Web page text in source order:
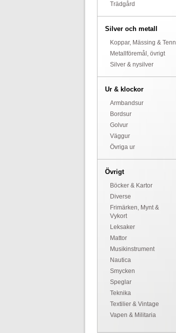
Trädgård
Silver och metall
Koppar, Mässing & Tenn
Metallföremål, övrigt
Silver & nysilver
Ur & klockor
Armbandsur
Bordsur
Golvur
Väggur
Övriga ur
Övrigt
Böcker & Kartor
Diverse
Frimärken, Mynt &
Vykort
Leksaker
Mattor
Musikinstrument
Nautica
Smycken
Speglar
Teknika
Textilier & Vintage
Vapen & Militaria